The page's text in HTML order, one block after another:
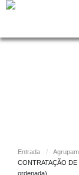
Entrada /
CONTRATAÇÃO
ordenada)